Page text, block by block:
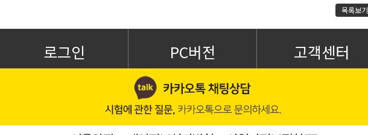
목록보기
로그인 PC버전 고객센터